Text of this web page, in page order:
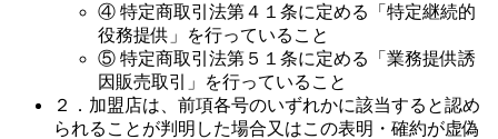
④ 特定商取引法第４１条に定める「特定継続的
役務提供」を行っていること
⑤ 特定商取引法第５１条に定める「業務提供誘
因販売取引」を行っていること
２．加盟店は、前項各号のいずれかに該当すると認め
られることが判明した場合又はこの表明・確約が虚偽